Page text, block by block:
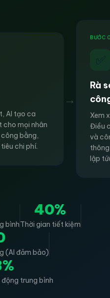
AI tạo ca
cho mọi nhân
bằng,
chi phí.
→
BƯỚC
✅
Rà
Xem
Điều
và
lập
bình
40%
Thời gian tiết kiệm
(AI đảm bảo)
trung bình